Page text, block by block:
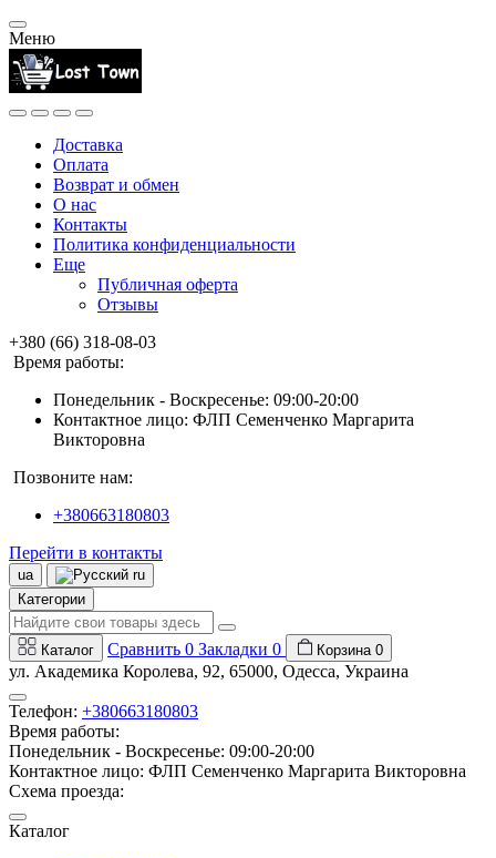
Меню
Доставка
Оплата
Возврат и обмен
О нас
Контакты
Политика конфиденциальности
Еще
Публичная оферта
Отзывы
+380 (66) 318-08-03
Время работы:
Понедельник - Воскресенье: 09:00-20:00
Контактное лицо: ФЛП Семенченко Маргарита
Викторовна
Позвоните нам:
+380663180803
Перейти в контакты
ua
ru
Категории
Каталог Сравнить 0 Закладки 0 Корзина 0
ул. Академика Королева, 92, 65000, Одесса, Украина
Телефон: +380663180803
Время работы:
Понедельник - Воскресенье: 09:00-20:00
Контактное лицо: ФЛП Семенченко Маргарита Викторовна
Схема проезда:
Каталог